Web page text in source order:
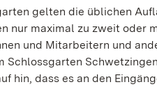
gelten die üblichen
nur maximal zu zweit oder
und Mitarbeitern und
Schlossgarten
hin, dass es an den